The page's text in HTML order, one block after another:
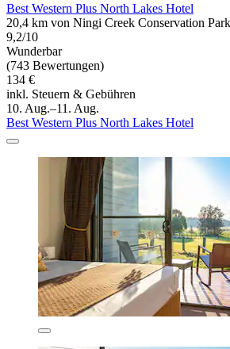
Best Western Plus North Lakes Hotel
20,4 km von Ningi Creek Conservation
9,2/10
Wunderbar
(743 Bewertungen)
134 €
inkl. Steuern & Gebühren
10. Aug.–11. Aug.
Best Western Plus North Lakes Hotel